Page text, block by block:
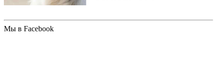
Мы в Facebook